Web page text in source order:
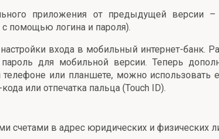
приложения от предыдущей версии
помощью логина и пароля).
входа в мобильный интернет-банк.
для мобильной версии. Теперь
или планшете, можно использовать
или отпечатка пальца (Touch ID).
счетами в адрес юридических и физических